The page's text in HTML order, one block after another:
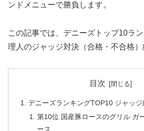
ンドメニューで勝負します。
この記事では、デニーズトップ10ラ
理人のジャッジ対決（合格・不合格）
目次
デニーズランキングTOP10 ジャッジ
第10位 国産豚ロースのグリル ガ
ース